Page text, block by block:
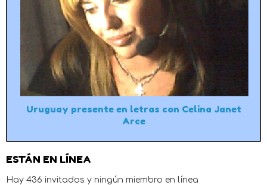
Uruguay presente en letras con Celina Janet
Arce
ESTÁN EN LÍNEA
Hay 436 invitados y ningún miembro en línea